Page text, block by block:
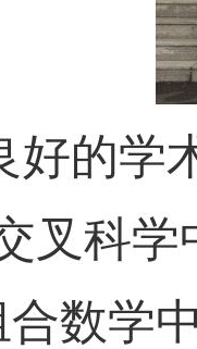
好的学
叉科学
合数学